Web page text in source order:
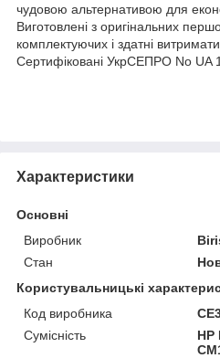
чудовою альтернативою для
Виготовлені з оригінальних
комплектуючих і здатні
Сертифіковані УкрСЕПРО No UA
Характеристики
Основні
Виробник
Стан
Користувальницькі
Код виробника
Сумісність
HP